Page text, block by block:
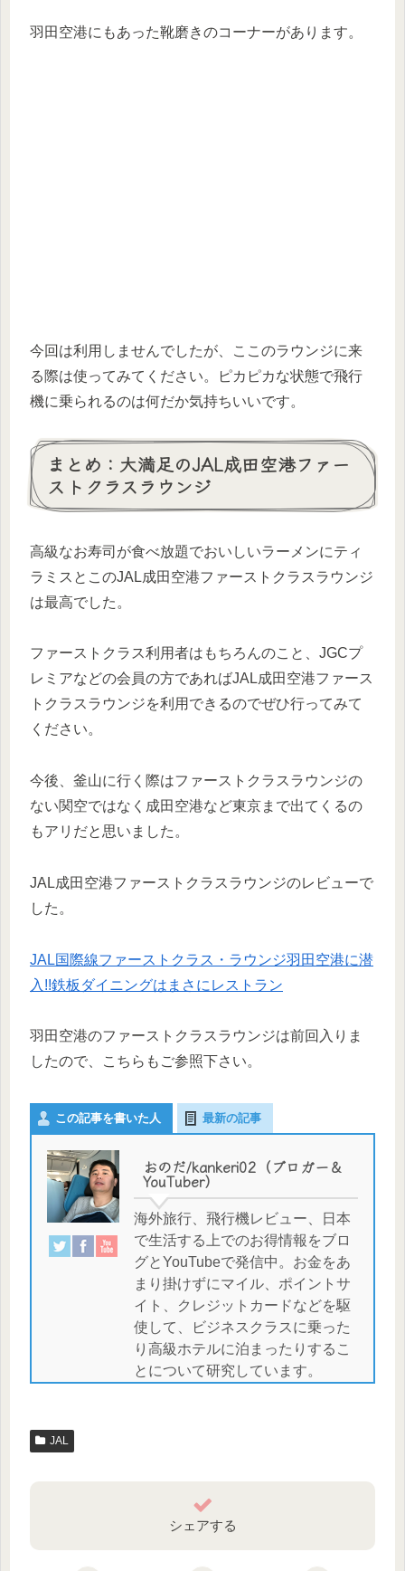
羽田空港にもあった靴磨きのコーナーがあります。
今回は利用しませんでしたが、ここのラウンジに来
る際は使ってみてください。ピカピカな状態で飛行
機に乗られるのは何だか気持ちいいです。
まとめ：大満足のJAL成田空港ファー
ストクラスラウンジ
高級なお寿司が食べ放題でおいしいラーメンにティ
ラミスとこのJAL成田空港ファーストクラスラウンジ
は最高でした。
ファーストクラス利用者はもちろんのこと、JGCプ
レミアなどの会員の方であればJAL成田空港ファース
トクラスラウンジを利用できるのでぜひ行ってみて
ください。
今後、釜山に行く際はファーストクラスラウンジの
ない関空ではなく成田空港など東京まで出てくるの
もアリだと思いました。
JAL成田空港ファーストクラスラウンジのレビューで
した。
JAL国際線ファーストクラス・ラウンジ羽田空港に潜
入!!鉄板ダイニングはまさにレストラン
羽田空港のファーストクラスラウンジは前回入りま
したので、こちらもご参照下さい。
この記事を書いた人 最新の記事
おのだ/kankeri02（ブロガー＆
YouTuber）
海外旅行、飛行機レビュー、日本
で生活する上でのお得情報をブロ
グとYouTubeで発信中。お金をあ
まり掛けずにマイル、ポイントサ
イト、クレジットカードなどを駆
使して、ビジネスクラスに乗った
り高級ホテルに泊まったりするこ
とについて研究しています。
JAL
シェアする